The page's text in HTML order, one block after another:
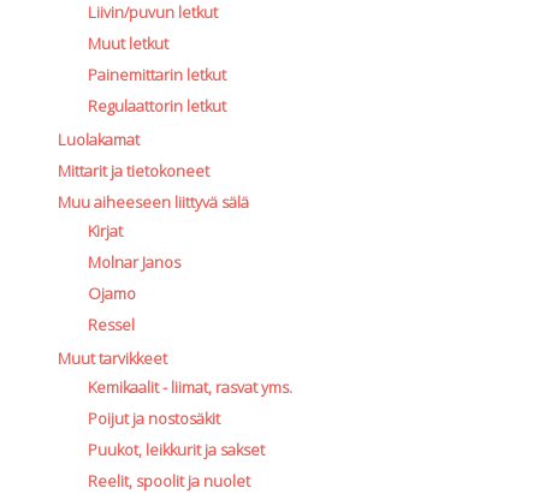
Liivin/puvun letkut
Muut letkut
Painemittarin letkut
Regulaattorin letkut
Luolakamat
Mittarit ja tietokoneet
Muu aiheeseen liittyvä sälä
Kirjat
Molnar Janos
Ojamo
Ressel
Muut tarvikkeet
Kemikaalit - liimat, rasvat yms.
Poijut ja nostosäkit
Puukot, leikkurit ja sakset
Reelit, spoolit ja nuolet